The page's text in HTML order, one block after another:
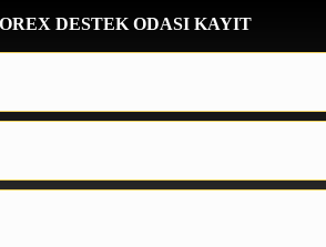
DESTEK ODASI KAYIT